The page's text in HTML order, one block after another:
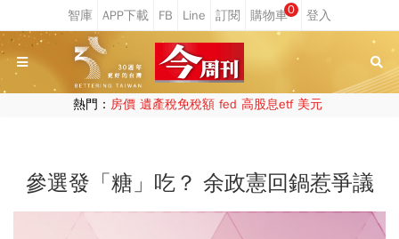
0
熱門： 房價 遺產稅免稅額 fed 高股息etf 美元
參選發「糖」吃？ 余政憲回鍋惹爭議